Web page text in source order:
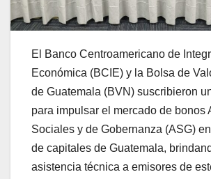
El Banco Centroamericano de
Económica (BCIE) y la Bolsa de
de Guatemala (BVN) suscribieron
para impulsar el mercado de bonos
Sociales y de Gobernanza (ASG)
de capitales de Guatemala,
asistencia técnica a emisores de